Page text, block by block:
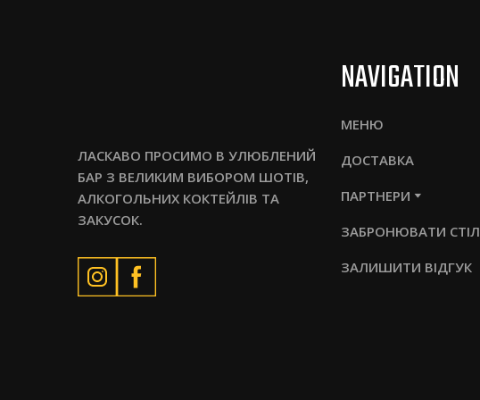
ЛАСКАВО ПРОСИМО В УЛЮБЛЕНИЙ
БАР З ВЕЛИКИМ ВИБОРОМ ШОТІВ,
АЛКОГОЛЬНИХ КОКТЕЙЛІВ ТА
ЗАКУСОК.
NAVIGATION
МЕНЮ
ДОСТАВКА
ПАРТНЕРИ
ЗАБРОНЮВАТИ СТІЛ
ЗАЛИШИТИ ВІДГУК